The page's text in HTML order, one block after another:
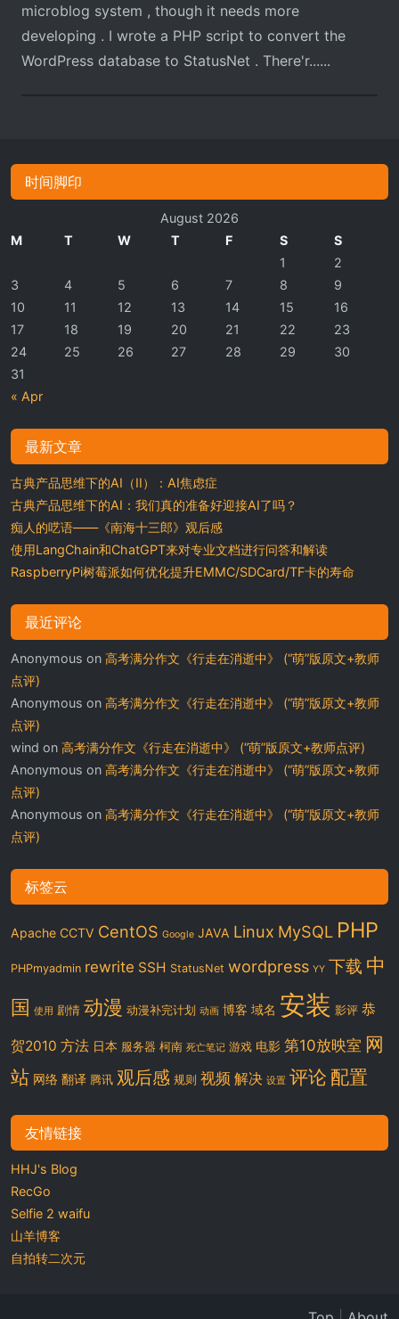
microblog system , though it needs more
developing . I wrote a PHP script to convert the
WordPress database to StatusNet . There'r......
时间脚印
August 2026
M
T W T F S S
« Apr
1
2
3
4 5 6 7 8
9
10
11 12 13 14 15
16
17
18 19 20 21 22
23
24
25 26 27 28 29
30
31
最新文章
古典产品思维下的AI（II）：AI焦虑症
古典产品思维下的AI：我们真的准备好迎接AI了吗？
痴人的呓语——《南海十三郎》观后感
使用LangChain和ChatGPT来对专业文档进行问答和解读
RaspberryPi树莓派如何优化提升EMMC/SDCard/TF卡的寿命
最近评论
Anonymous on 高考满分作文《行走在消逝中》 (“萌”版原文+教师
点评)
Anonymous on 高考满分作文《行走在消逝中》 (“萌”版原文+教师
点评)
wind on 高考满分作文《行走在消逝中》 (“萌”版原文+教师点评)
Anonymous on 高考满分作文《行走在消逝中》 (“萌”版原文+教师
点评)
Anonymous on 高考满分作文《行走在消逝中》 (“萌”版原文+教师
点评)
标签云
Apache CCTV CentOS Google JAVA Linux MySQL PHP
PHPmyadmin rewrite SSH StatusNet wordpress YY 下载 中
国 使用 剧情 动漫 动漫补完计划 动画 博客 域名 安装 影评 恭
贺2010 方法 日本 服务器 柯南 死亡笔记 游戏 电影 第10放映室 网
站 网络 翻译 腾讯 观后感 规则 视频 解决 设置 评论 配置
友情链接
HHJ's Blog
RecGo
Selfie 2 waifu
山羊博客
自拍转二次元